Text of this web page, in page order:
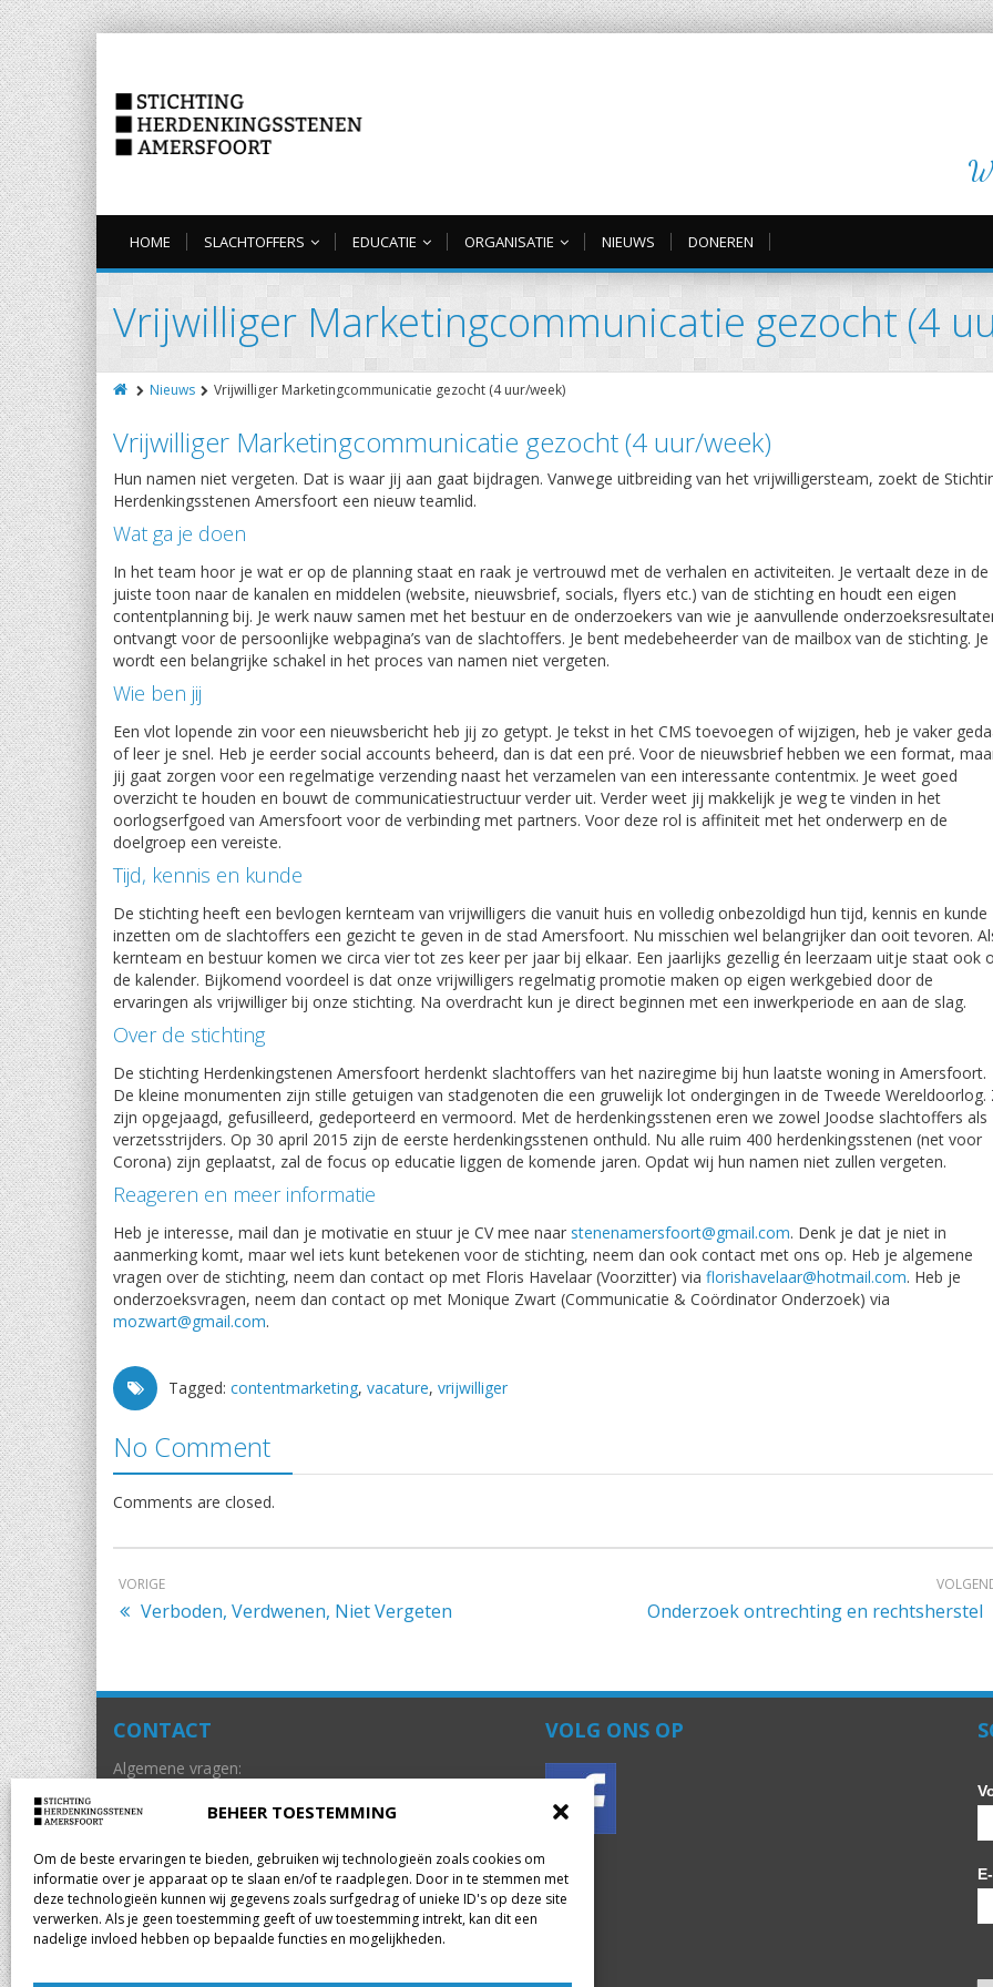
BEHEER TOESTEMMING
Om de beste ervaringen te bieden, gebruiken wij technologieën zoals cookies om
informatie over je apparaat op te slaan en/of te raadplegen. Door in te stemmen met
deze technologieën kunnen wij gegevens zoals surfgedrag of unieke ID's op deze site
verwerken. Als je geen toestemming geeft of uw toestemming intrekt, kan dit een
nadelige invloed hebben op bepaalde functies en mogelijkheden.
HOME SLACHTOFFERS EDUCATIE ORGANISATIE NIEUWS DONEREN
Vrijwilliger Marketingcommunicatie gezocht (4
Nieuws Vrijwilliger Marketingcommunicatie gezocht (4 uur/week)
Vrijwilliger Marketingcommunicatie gezocht (4 uur/week)
Hun namen niet vergeten. Dat is waar jij aan gaat bijdragen. Vanwege uitbreiding van het vrijwilligersteam, zoekt de
Herdenkingsstenen Amersfoort een nieuw teamlid.
Wat ga je doen
In het team hoor je wat er op de planning staat en raak je vertrouwd met de verhalen en activiteiten. Je vertaalt deze in de
juiste toon naar de kanalen en middelen (website, nieuwsbrief, socials, flyers etc.) van de stichting en houdt een eigen
contentplanning bij. Je werk nauw samen met het bestuur en de onderzoekers van wie je aanvullende
ontvangt voor de persoonlijke webpagina’s van de slachtoffers. Je bent medebeheerder van de mailbox van de stichting. Je
wordt een belangrijke schakel in het proces van namen niet vergeten.
Wie ben jij
Een vlot lopende zin voor een nieuwsbericht heb jij zo getypt. Je tekst in het CMS toevoegen of wijzigen, heb je vaker
of leer je snel. Heb je eerder social accounts beheerd, dan is dat een pré. Voor de nieuwsbrief hebben we een format,
jij gaat zorgen voor een regelmatige verzending naast het verzamelen van een interessante contentmix. Je weet goed
overzicht te houden en bouwt de communicatiestructuur verder uit. Verder weet jij makkelijk je weg te vinden in het
oorlogserfgoed van Amersfoort voor de verbinding met partners. Voor deze rol is affiniteit met het onderwerp en de
doelgroep een vereiste.
Tijd, kennis en kunde
De stichting heeft een bevlogen kernteam van vrijwilligers die vanuit huis en volledig onbezoldigd hun tijd, kennis en kunde
inzetten om de slachtoffers een gezicht te geven in de stad Amersfoort. Nu misschien wel belangrijker dan ooit tevoren.
kernteam en bestuur komen we circa vier tot zes keer per jaar bij elkaar. Een jaarlijks gezellig én leerzaam uitje staat ook
de kalender. Bijkomend voordeel is dat onze vrijwilligers regelmatig promotie maken op eigen werkgebied door de
ervaringen als vrijwilliger bij onze stichting. Na overdracht kun je direct beginnen met een inwerkperiode en aan de slag.
Over de stichting
De stichting Herdenkingstenen Amersfoort herdenkt slachtoffers van het naziregime bij hun laatste woning in Amersfoort.
De kleine monumenten zijn stille getuigen van stadgenoten die een gruwelijk lot ondergingen in de Tweede Wereldoorlog.
zijn opgejaagd, gefusilleerd, gedeporteerd en vermoord. Met de herdenkingsstenen eren we zowel Joodse slachtoffers als
verzetsstrijders. Op 30 april 2015 zijn de eerste herdenkingsstenen onthuld. Nu alle ruim 400 herdenkingsstenen (net voor
Corona) zijn geplaatst, zal de focus op educatie liggen de komende jaren. Opdat wij hun namen niet zullen vergeten.
Reageren en meer informatie
Heb je interesse, mail dan je motivatie en stuur je CV mee naar stenenamersfoort@gmail.com. Denk je dat je niet in
aanmerking komt, maar wel iets kunt betekenen voor de stichting, neem dan ook contact met ons op. Heb je algemene
vragen over de stichting, neem dan contact op met Floris Havelaar (Voorzitter) via florishavelaar@hotmail.com. Heb je
onderzoeksvragen, neem dan contact op met Monique Zwart (Communicatie & Coördinator Onderzoek) via
mozwart@gmail.com.
Tagged: contentmarketing, vacature, vrijwilliger
No Comment
Comments are closed.
VORIGE
Verboden, Verdwenen, Niet Vergeten Onderzoek ontrechting en rechtsherstel
CONTACT
Algemene vragen:
VOLG ONS OP